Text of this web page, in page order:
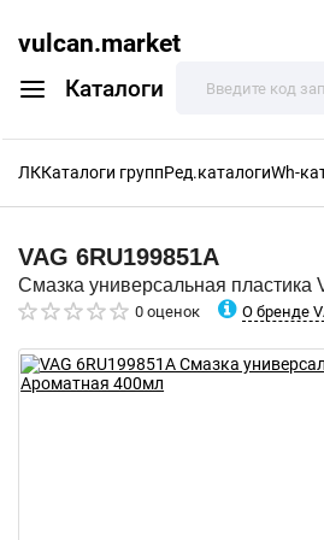
vulcan.market
Каталоги
ЛККаталоги группРед.каталогиWh-
VAG 6RU199851A
Смазка универсальная
0 оценок О бренде